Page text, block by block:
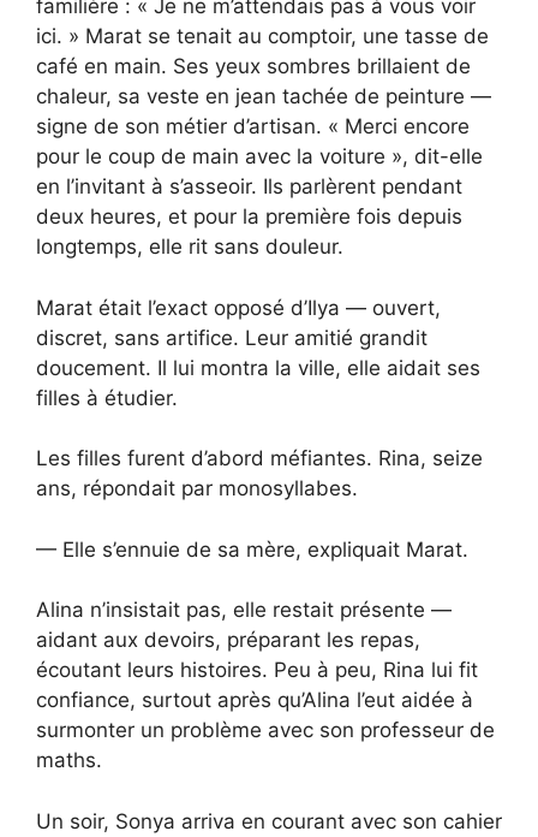
familière : « Je ne m’attendais pas à vous voir
ici. » Marat se tenait au comptoir, une tasse de
café en main. Ses yeux sombres brillaient de
chaleur, sa veste en jean tachée de peinture —
signe de son métier d’artisan. « Merci encore
pour le coup de main avec la voiture », dit-elle
en l’invitant à s’asseoir. Ils parlèrent pendant
deux heures, et pour la première fois depuis
longtemps, elle rit sans douleur.
Marat était l’exact opposé d’Ilya — ouvert,
discret, sans artifice. Leur amitié grandit
doucement. Il lui montra la ville, elle aidait ses
filles à étudier.
Les filles furent d’abord méfiantes. Rina, seize
ans, répondait par monosyllabes.
— Elle s’ennuie de sa mère, expliquait Marat.
Alina n’insistait pas, elle restait présente —
aidant aux devoirs, préparant les repas,
écoutant leurs histoires. Peu à peu, Rina lui fit
confiance, surtout après qu’Alina l’eut aidée à
surmonter un problème avec son professeur de
maths.
Un soir, Sonya arriva en courant avec son cahier